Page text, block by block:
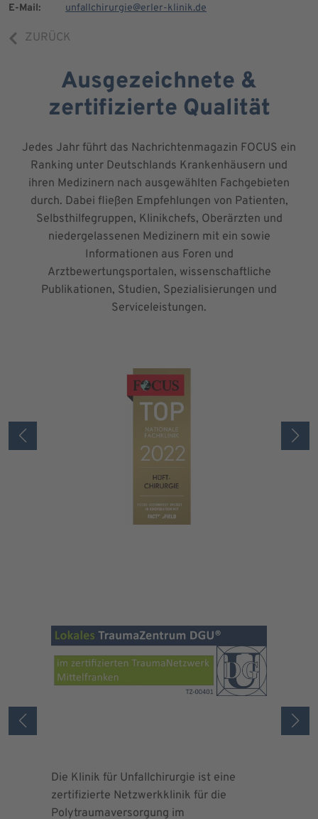
E-Mail:
unfallchirurgie@erler-klinik.de
ZURÜCK
Ausgezeichnete &
zertifizierte Qualität
Jedes Jahr führt das Nachrichtenmagazin FOCUS ein
Ranking unter Deutschlands Krankenhäusern und
ihren Medizinern nach ausgewählten Fachgebieten
durch. Dabei fließen Empfehlungen von Patienten,
Selbsthilfegruppen, Klinikchefs, Oberärzten und
niedergelassenen Medizinern mit ein sowie
Informationen aus Foren und
Arztbewertungsportalen, wissenschaftliche
Publikationen, Studien, Spezialisierungen und
Serviceleistungen.
Die Klinik für Unfallchirurgie ist eine
zertifizierte Netzwerkklinik für die
Polytraumaversorgung im